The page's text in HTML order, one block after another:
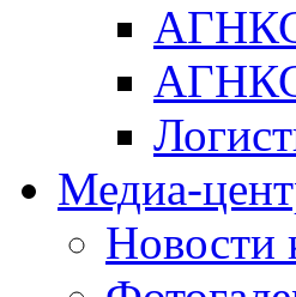
Медиа-
Новости